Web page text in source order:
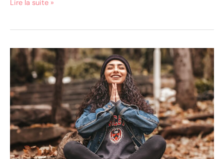
Lire la suite »
conseils
pour
avoir
confiance
en
soi